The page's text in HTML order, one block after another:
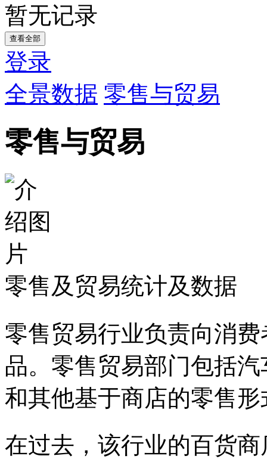
暂无记录
查看全部
登录
全景数据 零售与贸易
零售与贸易
零售及贸易统计及数据
零售贸易行业负责向消
品。零售贸易部门包括
和其他基于商店的零售形
在过去，该行业的百货